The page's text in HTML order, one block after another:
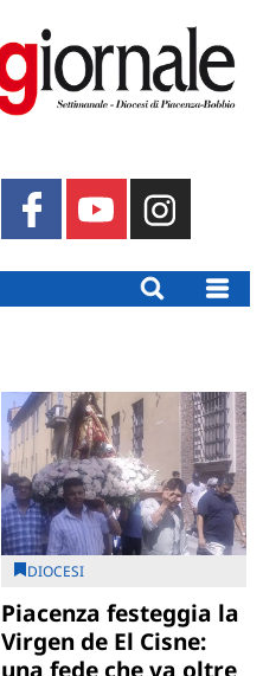
DIOCESI
Piacenza festeggia la
Virgen de El Cisne: